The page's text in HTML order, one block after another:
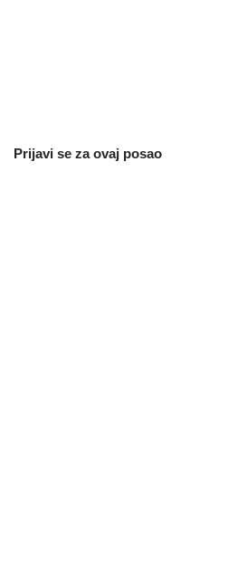
Prijavi se za ovaj posao